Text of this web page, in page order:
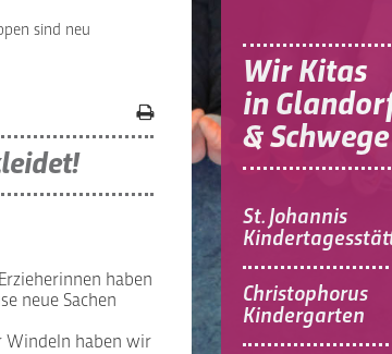
Wir Kitas
in
& Schwege
St. Johannis
Christophorus
Kindergarten
sind neu
haben
neue Sachen
Windeln haben wir